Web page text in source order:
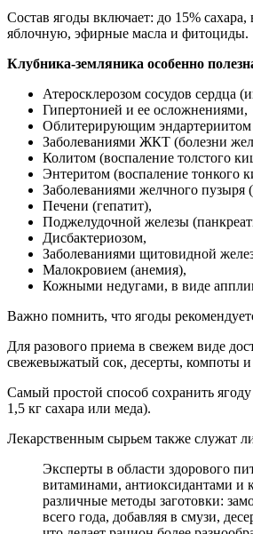
Состав ягоды включает: до 15%
яблочную, эфирные масла и фитоциды.
Клубника-земляника особенно
Атеросклерозом сосудов сердца
Гипертонией и ее осложнениями,
Облитерирующим эндартериитом
Заболеваниями ЖКТ (болезни
Колитом (воспаление толстого
Энтеритом (воспаление тонкого
Заболеваниями желчного пузыря
Печени (гепатит),
Поджелудочной железы
Дисбактериозом,
Заболеваниями щитовидной
Малокровием (анемия),
Кожными недугами, в виде
Важно помнить, что ягоды
Для разового приема в свежем виде
свежевыжатый сок, десерты, компоты
Самый простой способ сохранить
1,5 кг сахара или меда).
Лекарственным сырьем также служат
Эксперты в области здорового
витаминами, антиоксидантами и
различные методы заготовки:
всего года, добавляя в смузи,